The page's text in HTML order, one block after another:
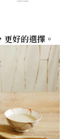
好的選擇。